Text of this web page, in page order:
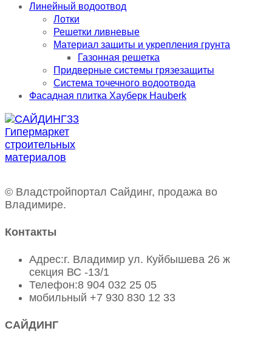
Линейный водоотвод
Лотки
Решетки ливневые
Материал защиты и укрепления грунта
Газонная решетка
Придверные системы грязезащиты
Система точечного водоотвода
Фасадная плитка Хауберк Hauberk
© Владстройпортал Сайдинг, продажа во
Владимире.
Контакты
Адрес:г. Владимир ул. Куйбышева 26 ж
секция ВС -13/1
Телефон:8 904 032 25 05
мобильный +7 930 830 12 33
САЙДИНГ